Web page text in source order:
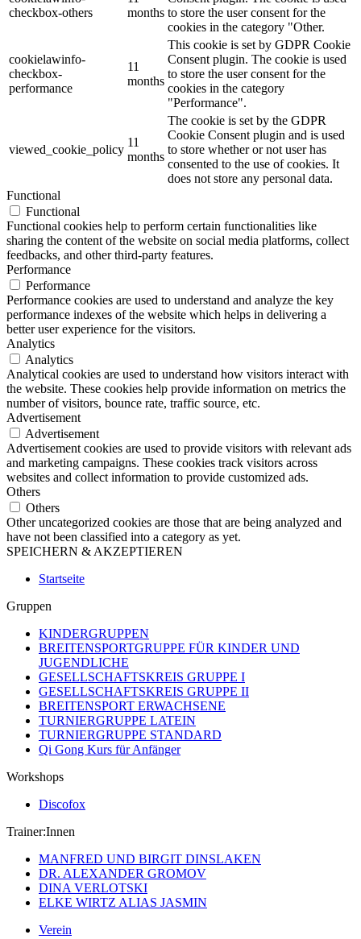
checkbox-others
months to store the user consent for the
cookies in the category "Other.
cookielawinfo-
checkbox-
performance
11
months
This cookie is set by GDPR Cookie
Consent plugin. The cookie is used
to store the user consent for the
cookies in the category
"Performance".
viewed_cookie_policy
11
months
The cookie is set by the GDPR
Cookie Consent plugin and is used
to store whether or not user has
consented to the use of cookies. It
does not store any personal data.
Functional
Functional
Functional cookies help to perform certain functionalities like
sharing the content of the website on social media platforms, collect
feedbacks, and other third-party features.
Performance
Performance
Performance cookies are used to understand and analyze the key
performance indexes of the website which helps in delivering a
better user experience for the visitors.
Analytics
Analytics
Analytical cookies are used to understand how visitors interact with
the website. These cookies help provide information on metrics the
number of visitors, bounce rate, traffic source, etc.
Advertisement
Advertisement
Advertisement cookies are used to provide visitors with relevant ads
and marketing campaigns. These cookies track visitors across
websites and collect information to provide customized ads.
Others
Others
Other uncategorized cookies are those that are being analyzed and
have not been classified into a category as yet.
SPEICHERN & AKZEPTIEREN
Startseite
Gruppen
KINDERGRUPPEN
BREITENSPORTGRUPPE FÜR KINDER UND
JUGENDLICHE
GESELLSCHAFTSKREIS GRUPPE I
GESELLSCHAFTSKREIS GRUPPE II
BREITENSPORT ERWACHSENE
TURNIERGRUPPE LATEIN
TURNIERGRUPPE STANDARD
Qi Gong Kurs für Anfänger
Workshops
Discofox
Trainer:Innen
MANFRED UND BIRGIT DINSLAKEN
DR. ALEXANDER GROMOV
DINA VERLOTSKI
ELKE WIRTZ ALIAS JASMIN
Verein